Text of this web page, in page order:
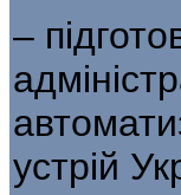
–
устрій